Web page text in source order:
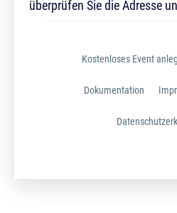
überprüfen Sie die Adresse
Kostenloses Event
Dokumentation